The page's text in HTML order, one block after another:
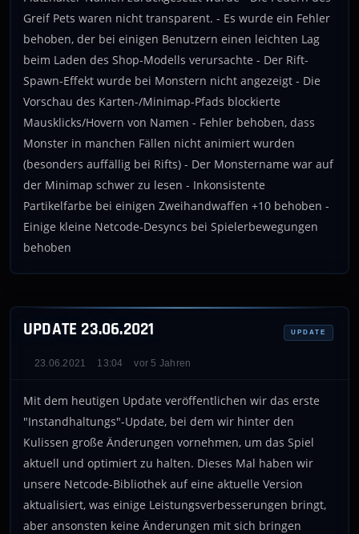
Greif Pets waren nicht transparent. - Es wurde ein Fehler
behoben, der bei einigen Benutzern einen leichten Lag
beim Laden des Shop-Modells verursachte - Der Rift-
Spawn-Effekt wurde bei Monstern nicht angezeigt - Die
Vorschau des Karten-/Minimap-Pfads blockierte
Mausklicks/Hovern von Namen - Fehler behoben, dass
Monster in manchen Fällen nicht animiert wurden
(besonders auffällig bei Rifts) - Der Monstername war auf
der Minimap schwer zu lesen - Inkonsistente
Partikelfarbe bei einigen Zweihandwaffen +10 behoben -
Einige kleine Netcode-Desyncs bei Spielerbewegungen
behoben
UPDATE 23.06.2021 UPDATE
23.06.2021 13:04 vor 5 Jahren
Mit dem heutigen Update veröffentlichen wir das erste
"Instandhaltungs"-Update, bei dem wir hinter den
Kulissen große Änderungen vornehmen, um das Spiel
aktuell und optimiert zu halten. Dieses Mal haben wir
unsere Netcode-Bibliothek auf eine aktuelle Version
aktualisiert, was einige Leistungsverbesserungen bringt,
aber ansonsten keine Änderungen mit sich bringen